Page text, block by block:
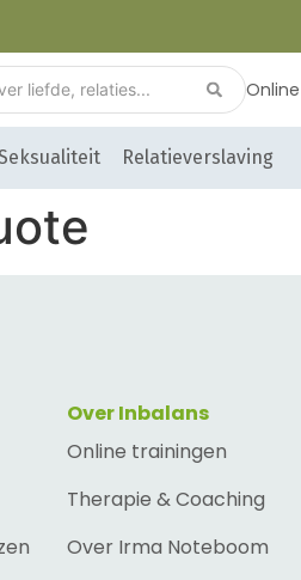
Relatieverslaving
Over Inbalans
Online trainingen
Therapie & Coaching
Over Irma Noteboom